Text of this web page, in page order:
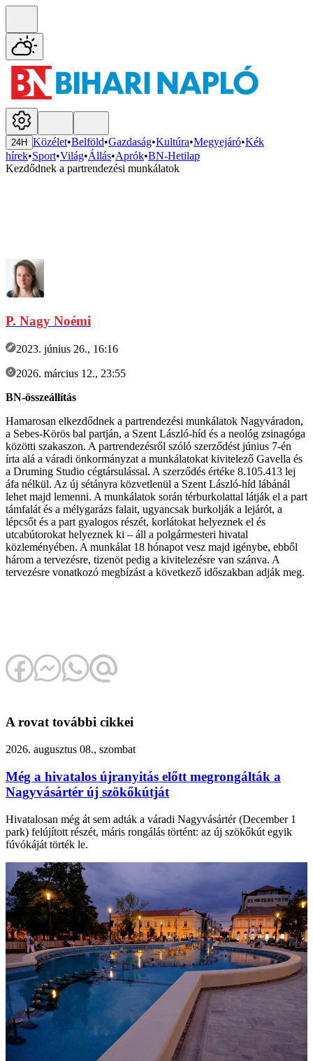
24H Közélet•Belföld•Gazdaság•Kultúra•Megyejáró•Kék
hírek•Sport•Világ•Állás•Aprók•BN-Hetilap
Kezdődnek a partrendezési munkálatok
P. Nagy Noémi
2023. június 26., 16:16
2026. március 12., 23:55
BN-összeállítás
Hamarosan elkezdődnek a partrendezési munkálatok Nagyváradon,
a Sebes-Körös bal partján, a Szent László-híd és a neológ zsinagóga
közötti szakaszon. A partrendezésről szóló szerződést június 7-én
írta alá a váradi önkormányzat a munkálatokat kivitelező Gavella és
a Druming Studio cégtársulással. A szerződés értéke 8.105.413 lej
áfa nélkül. Az új sétányra közvetlenül a Szent László-híd lábánál
lehet majd lemenni. A munkálatok során térburkolattal látják el a part
támfalát és a mélygarázs falait, ugyancsak burkolják a lejárót, a
lépcsőt és a part gyalogos részét, korlátokat helyeznek el és
utcabútorokat helyeznek ki – áll a polgármesteri hivatal
közleményében. A munkálat 18 hónapot vesz majd igénybe, ebből
három a tervezésre, tizenöt pedig a kivitelezésre van szánva. A
tervezésre vonatkozó megbízást a következő időszakban adják meg.
A rovat további cikkei
2026. augusztus 08., szombat
Még a hivatalos újranyitás előtt megrongálták a
Nagyvásártér új szökőkútját
Hivatalosan még át sem adták a váradi Nagyvásártér (December 1
park) felújított részét, máris rongálás történt: az új szökőkút egyik
fúvókáját törték le.